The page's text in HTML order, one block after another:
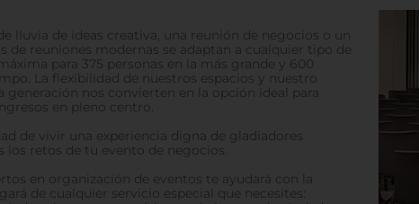
lluvia de ideas creativa, una reunión de negocios o un
de reuniones modernas se adaptan a cualquier tipo de
para 375 personas en la más grande y 600
La flexibilidad de nuestros espacios y nuestro
nos convierten en la opción ideal para
en pleno centro.
de vivir una experiencia digna de gladiadores
los retos de tu evento de negocios.
en organización de eventos te ayudará con la
de cualquier servicio especial que necesites: